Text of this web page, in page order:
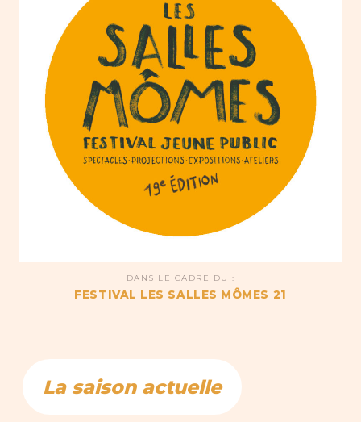
DANS LE CADRE DU :
FESTIVAL LES SALLES MÔMES 21
La saison actuelle